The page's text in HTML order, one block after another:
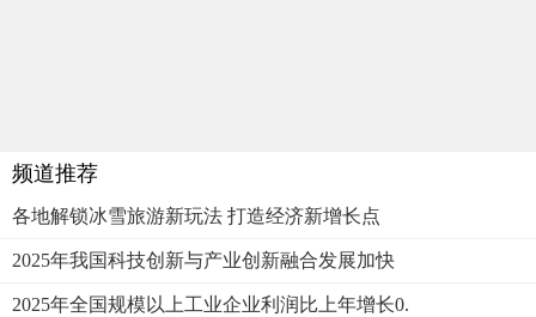
频道推荐
各地解锁冰雪旅游新玩法 打造经济新增长点
2025年我国科技创新与产业创新融合发展加快
2025年全国规模以上工业企业利润比上年增长0.